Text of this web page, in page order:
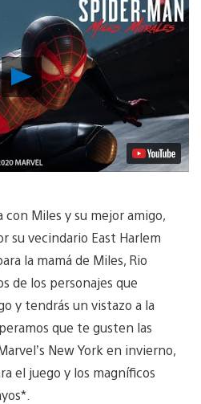
Reproducir
Video
Miles y su mejor amigo,
su vecindario East Harlem
la mamá de Miles, Rio
de los personajes que
y tendrás un vistazo a la
que te gusten las
New York en invierno,
el juego y los magníficos